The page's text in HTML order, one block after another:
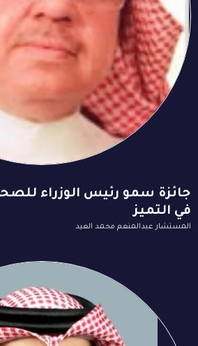
جائزة سمو رئيس الوزراء
في التميز
المستشار عبدالمنعم محمد العيد